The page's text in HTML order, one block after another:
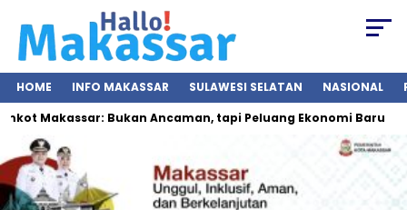
HOME INFO MAKASSAR SULAWESI SELATAN NASIONAL
Makassar: Bukan Ancaman, tapi Peluang Ekonomi Baru